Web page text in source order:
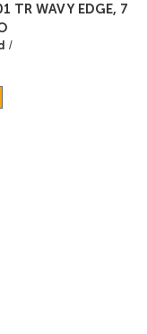
TR WAVY EDGE, 7
/